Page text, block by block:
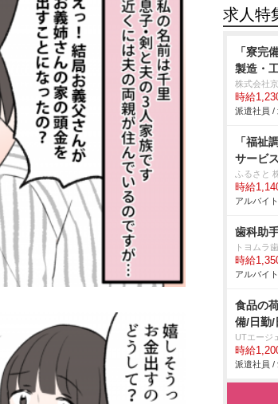
求人特
「寮完
製造・
株式会社
時給
派遣社員 /
「福祉
サービス
ふるさと
時給
アルバイ
歯科助
トヨムラ
時給
アルバイ
食品の
備/日勤/
UTエージ
時給
派遣社員 /